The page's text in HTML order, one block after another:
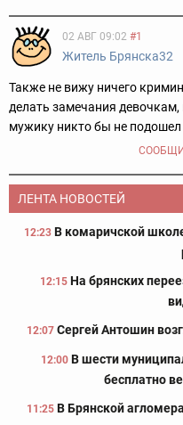
02 АВГ 09:02 #1
Житель Брянска32
Также не вижу ничего
делать замечания девочкам,
мужику никто бы не подошел
ЛЕНТА НОВОСТЕЙ
12:23 В комаричской
12:15 На брянских
12:07 Сергей Антошин
12:00 В шести
бесплатно
11:25 В Брянской